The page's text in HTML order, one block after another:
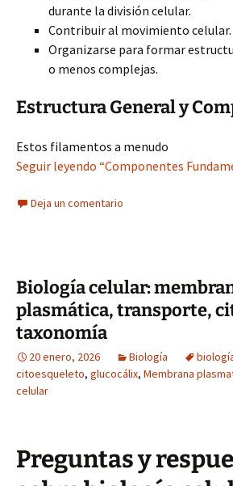
durante la división celular.
Contribuir al movimiento celular.
Organizarse para formar
o menos complejas.
Estructura General y
Estos filamentos a menudo
Seguir leyendo “Componentes
Deja un comentario
Biología celular:
plasmática, transporte,
taxonomía
20 enero, 2026 Biología
citoesqueleto, glucocálix, Membrana
celular
Preguntas y